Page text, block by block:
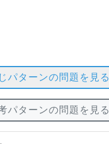
パターンの問題を見る
パターンの問題を見る